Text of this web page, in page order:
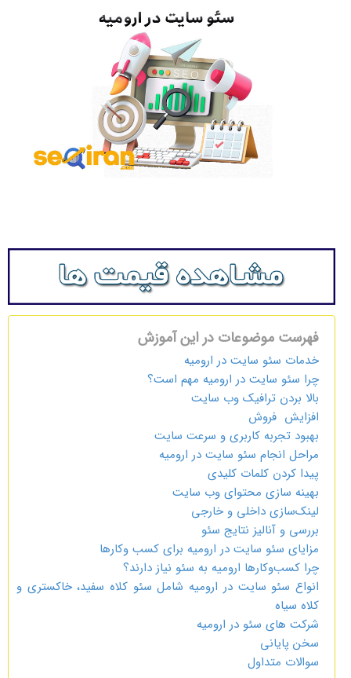
فهرست موضوعات در این آموزش
خدمات سئو سایت در ارومیه
چرا سئو سایت در ارومیه مهم است؟
بالا بردن ترافیک وب سایت
افزایش فروش
بهبود تجربه کاربری و سرعت سایت
مراحل انجام سئو سایت در ارومیه
پیدا کردن کلمات کلیدی
بهینه سازی محتوای وب سایت
لینک‌سازی داخلی و خارجی
بررسی و آنالیز نتایج سئو
مزایای سئو سایت در ارومیه برای کسب ‌وکارها
چرا کسب‌وکارها ارومیه به سئو نیاز دارند؟
انواع سئو سایت در ارومیه شامل سئو کلاه سفید، خاکستری و
کلاه سیاه
شرکت های سئو در ارومیه
سخن پایانی
سوالات متداول